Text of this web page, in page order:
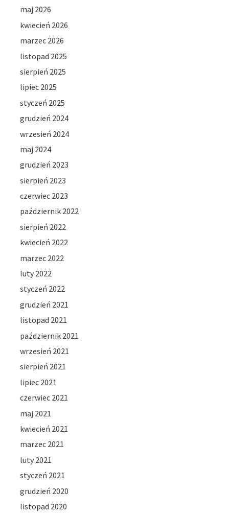
maj 2026
kwiecień 2026
marzec 2026
listopad 2025
sierpień 2025
lipiec 2025
styczeń 2025
grudzień 2024
wrzesień 2024
maj 2024
grudzień 2023
sierpień 2023
czerwiec 2023
październik 2022
sierpień 2022
kwiecień 2022
marzec 2022
luty 2022
styczeń 2022
grudzień 2021
listopad 2021
październik 2021
wrzesień 2021
sierpień 2021
lipiec 2021
czerwiec 2021
maj 2021
kwiecień 2021
marzec 2021
luty 2021
styczeń 2021
grudzień 2020
listopad 2020